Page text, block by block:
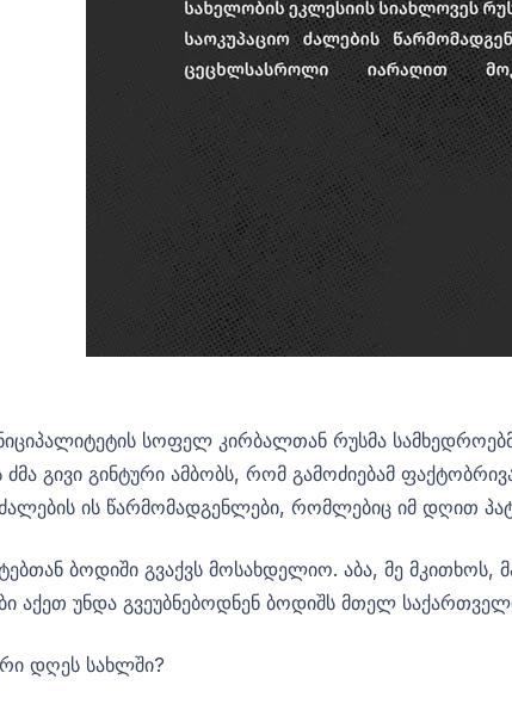
სოფელ კირბალთან რუსმა
გივი გინტური ამბობს, რომ გამოძიებამ
ის წარმომადგენლები, რომლებიც იმ დღით
ბოდიში გვაქვს მოსახდელიო. აბა, მე მკითხოს,
აქეთ უნდა გვეუბნებოდნენ ბოდიშს მთელ
დღეს სახლში?